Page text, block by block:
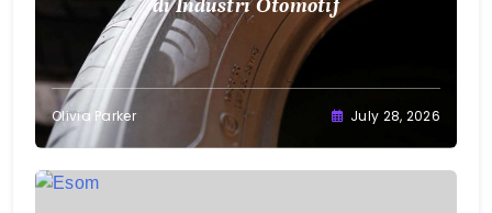
di Industri Otomotif
Olivia Parker July 28, 2026